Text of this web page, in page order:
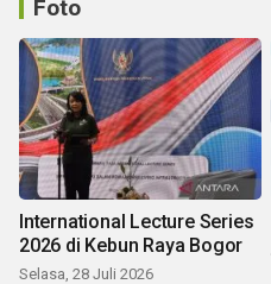
Foto
International Lecture Series
2026 di Kebun Raya Bogor
Selasa, 28 Juli 2026